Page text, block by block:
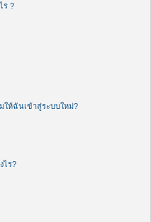
ร ?
ให้ฉันเข้าสู่ระบบใหม่?
ไร?